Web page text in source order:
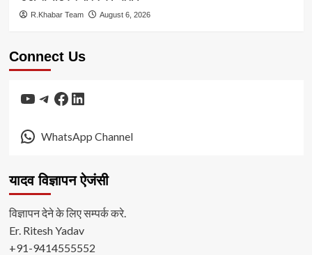
R.Khabar Team August 6, 2026
Connect Us
YouTube
Telegram
Facebook
LinkedIn
WhatsApp Channel
यादव विज्ञापन ऐजंसी
विज्ञापन देने के लिए सम्पर्क करे.
Er. Ritesh Yadav
+91-9414555552